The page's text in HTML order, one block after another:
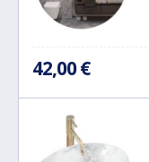
42,00 €